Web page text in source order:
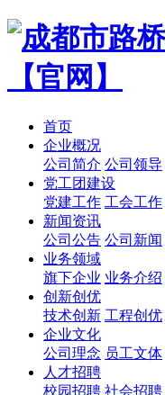
首页
企业概况
公司简介 公司领导
党工团建设
党建工作 工会工作
新闻资讯
公司公告 公司新闻
业务领域
旗下企业 业务介绍
创新创优
技术创新 工程创优
企业文化
公司理念 员工文体
人才招聘
校园招聘 社会招聘